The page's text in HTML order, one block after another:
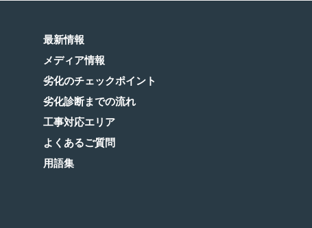
最新情報
メディア情報
劣化のチェックポイント
劣化診断までの流れ
工事対応エリア
よくあるご質問
用語集